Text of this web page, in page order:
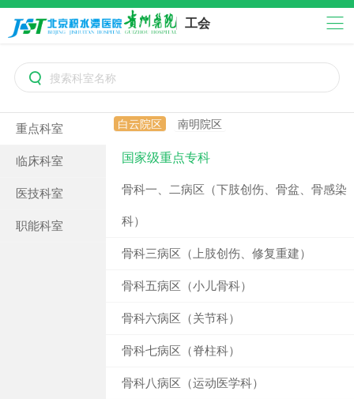
工会

重点科室
临床科室
医技科室
职能科室
白云院区 南明院区
国家级重点专科
骨科一、二病区（下肢创伤、骨盆、骨感染
科）
骨科三病区（上肢创伤、修复重建）
骨科五病区（小儿骨科）
骨科六病区（关节科）
骨科七病区（脊柱科）
骨科八病区（运动医学科）